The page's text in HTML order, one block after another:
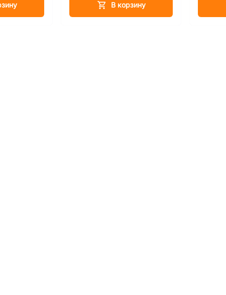
В корзину